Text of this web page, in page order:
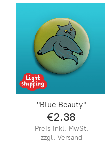
"Blue Beauty"
€2.38
Preis inkl. MwSt.
zzgl. Versand